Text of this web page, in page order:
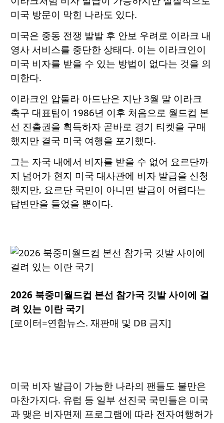
미국 방문이 막힌 나라도 있다.
미국은 중동 전쟁 발발 후 안보 우려로 이라크 내
영사 서비스를 중단한 상태다. 이는 이라크인이
미국 비자를 받을 수 있는 방법이 없다는 것을 의
미한다.
이라크인 압둘라 아드난은 지난 3월 말 이라크
축구 대표팀이 1986년 이후 처음으로 월드컵 본
선 진출권을 획득하자 곧바로 경기 티켓을 구매
했지만 결국 미국 여행을 포기했다.
그는 자국 내에서 비자를 받을 수 없어 요르단까
지 넘어가 현지 미국 대사관에 비자 발급을 신청
했지만, 요르단 국민이 아니면 발급이 어렵다는
답변만을 들었을 뿐이다.
2026 북중미월드컵 본선 참가국 깃발 사이에 걸
려 있는 이란 국기
[로이터=연합뉴스. 재판매 및 DB 금지]
미국 비자 발급이 가능한 나라의 팬들도 불만은
마찬가지다. 유럽 등 일부 선진국 국민들은 미국
과 맺은 비자면제 프로그램에 따라 전자여행허가